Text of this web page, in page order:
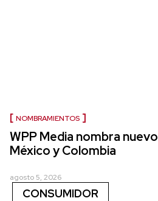
NOMBRAMIENTOS
WPP Media nombra
México y Colombia
agosto 5, 2026
CONSUMIDOR